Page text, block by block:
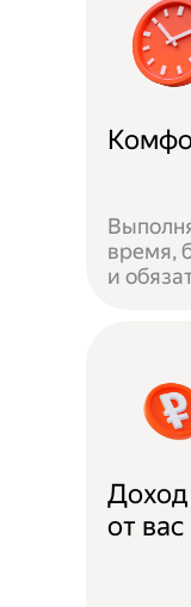
время,
и
Доход
от вас